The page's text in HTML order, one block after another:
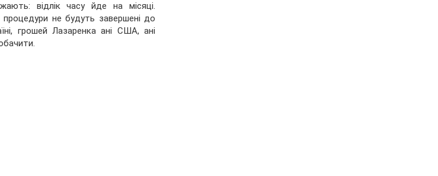
відлік часу йде на місяці.
не будуть завершені до
грошей Лазаренка ані США, ані